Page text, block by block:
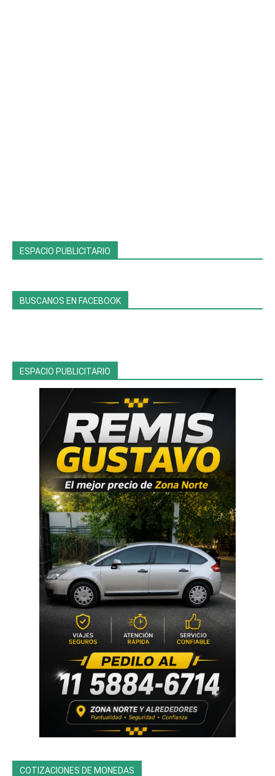
ESPACIO PUBLICITARIO
BUSCANOS EN FACEBOOK
ESPACIO PUBLICITARIO
COTIZACIONES DE MONEDAS